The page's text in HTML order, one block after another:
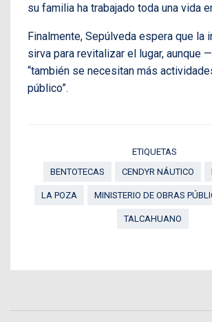
su familia ha trabajado toda una vida
Finalmente, Sepúlveda espera que la
sirva para revitalizar el lugar, aunque
“también se necesitan más
público”.
ETIQUETAS
BENTOTECAS
CENDYR NÁUTICO
LA POZA MINISTERIO DE OBRAS
TALCAHUANO